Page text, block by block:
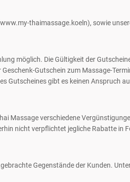
thaimassage.koeln), sowie
möglich. Die Gültigkeit der
Gutschein zum Massage-
Gutscheines gibt es keinen Anspruch
Massage verschiedene
nicht verpflichtet jegliche Rabatte in
Gegenstände der Kunden.